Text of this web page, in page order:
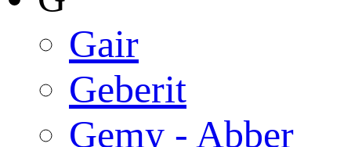
Gair
Geberit
Gemy - Abber